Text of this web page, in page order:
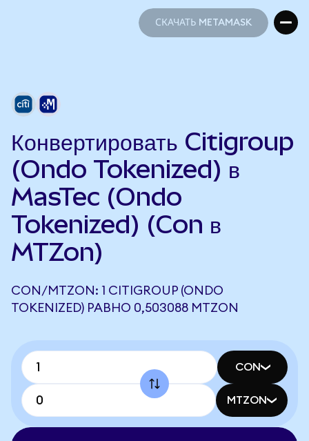
СКАЧАТЬ METAMASK
Конвертировать Citigroup
(Ondo Tokenized) в
MasTec (Ondo
Tokenized) (Con в
MTZon)
CON/MTZON: 1 CITIGROUP (ONDO
TOKENIZED) РАВНО 0,503088 MTZON
CON
MTZON